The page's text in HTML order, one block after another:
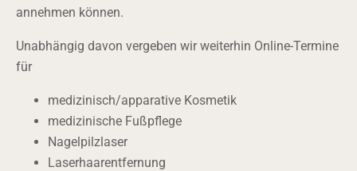
annehmen können.
Unabhängig davon vergeben wir weiterhin Online-Termine
für
medizinisch/apparative Kosmetik
medizinische Fußpflege
Nagelpilzlaser
Laserhaarentfernung